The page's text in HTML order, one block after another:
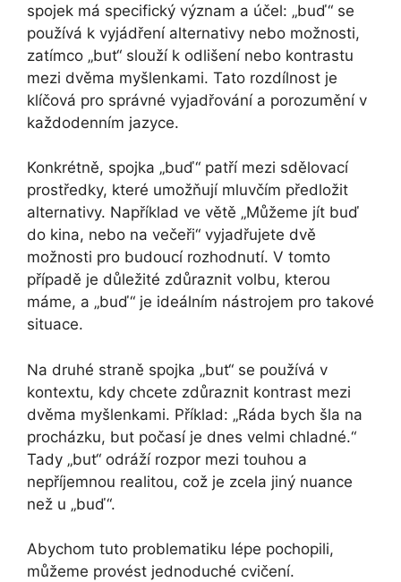
spojek má specifický význam a účel: „buď“ se
používá k vyjádření alternativy nebo možnosti,
zatímco „but“ slouží k odlišení nebo kontrastu
mezi dvěma myšlenkami. Tato rozdílnost je
klíčová pro správné vyjadřování a porozumění v
každodenním jazyce.
Konkrétně, spojka „buď“ patří mezi sdělovací
prostředky, které umožňují mluvčím předložit
alternativy. Například ve větě „Můžeme jít buď
do kina, nebo na večeři“ vyjadřujete dvě
možnosti pro budoucí rozhodnutí. V tomto
případě je důležité zdůraznit volbu, kterou
máme, a „buď“ je ideálním nástrojem pro takové
situace.
Na druhé straně spojka „but“ se používá v
kontextu, kdy chcete zdůraznit kontrast mezi
dvěma myšlenkami. Příklad: „Ráda bych šla na
procházku, but počasí je dnes velmi chladné.“
Tady „but“ odráží rozpor mezi touhou a
nepříjemnou realitou, což je zcela jiný nuance
než u „buď“.
Abychom tuto problematiku lépe pochopili,
můžeme provést jednoduché cvičení.